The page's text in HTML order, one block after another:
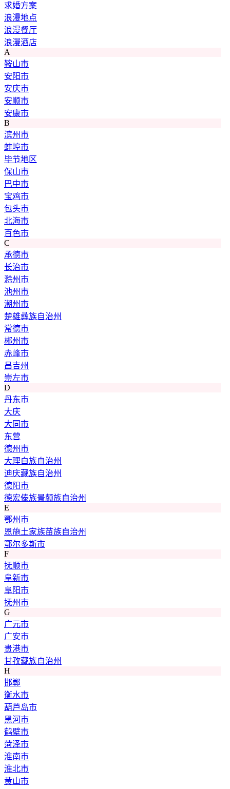
求婚方案
浪漫地点
浪漫餐厅
浪漫酒店
A
鞍山市
安阳市
安庆市
安顺市
安康市
B
滨州市
蚌埠市
毕节地区
保山市
巴中市
宝鸡市
包头市
北海市
百色市
C
承德市
长治市
滁州市
池州市
潮州市
楚雄彝族自治州
常德市
郴州市
赤峰市
昌吉州
崇左市
D
丹东市
大庆
大同市
东营
德州市
大理白族自治州
迪庆藏族自治州
德阳市
德宏傣族景颇族自治州
E
鄂州市
恩施土家族苗族自治州
鄂尔多斯市
F
抚顺市
阜新市
阜阳市
抚州市
G
广元市
广安市
贵港市
甘孜藏族自治州
H
邯郸
衡水市
葫芦岛市
黑河市
鹤壁市
菏泽市
淮南市
淮北市
黄山市